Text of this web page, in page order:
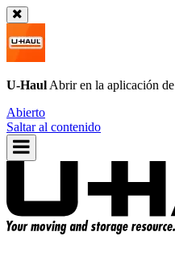
U-Haul Abrir en la aplicación de
Abierto
Saltar al contenido